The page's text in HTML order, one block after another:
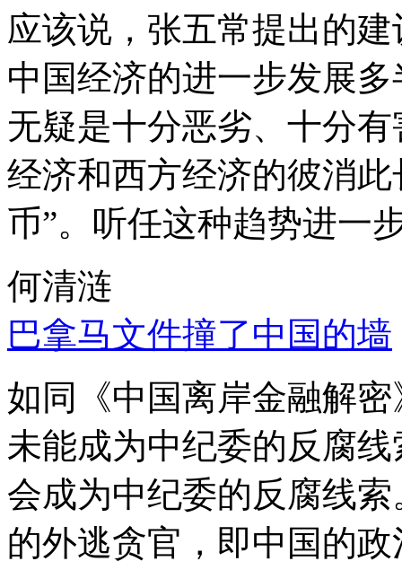
应该说，张五常提出的
中国经济的进一步发展
无疑是十分恶劣、十分
经济和西方经济的彼消
币”。听任这种趋势进一
何清涟
巴拿马文件撞了中国的墙
如同《中国离岸金融解
未能成为中纪委的反腐
会成为中纪委的反腐线
的外逃贪官，即中国的